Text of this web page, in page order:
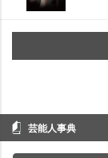
芸能人事典